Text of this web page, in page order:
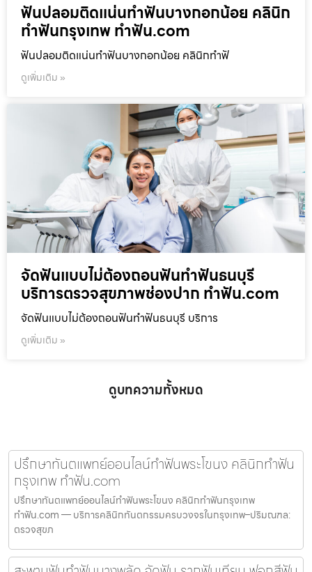
ฟันปลอมติดแน่นทำฟันบางกอกน้อย คลินิก
ทำฟันกรุงเทพ ทำฟัน.com
ฟันปลอมติดแน่นทำฟันบางกอกน้อย คลินิกทำฟั
ดูเพิ่มเติม »
จัดฟันแบบไม่ต้องถอนฟันทำฟันธนบุรี
บริการตรวจสุขภาพช่องปาก ทำฟัน.com
จัดฟันแบบไม่ต้องถอนฟันทำฟันธนบุรี บริการ
ดูเพิ่มเติม »
ดูบทความทั้งหมด
ปรึกษาทันตแพทย์ออนไลน์ทำฟันพระโขนง คลินิกทำฟัน
กรุงเทพ ทำฟัน.com
ปรึกษาทันตแพทย์ออนไลน์ทำฟันพระโขนง คลินิกทำฟันกรุงเทพ
ทำฟัน.com — บริการคลินิกทันตกรรมครบวงจรในกรุงเทพ–ปริมณฑล:
ตรวจสุขภ